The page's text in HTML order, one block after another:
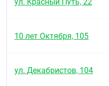
10 лет Октября, 105
ул. Декабристов, 104